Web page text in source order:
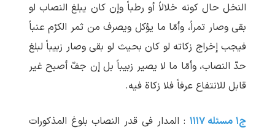
النخل حال کونه خلالاً أو رطباً وإن کان یبلغ النصاب لو
بقی وصار تمراً، وأمّا ما یؤکل ویصرف من ثمر الکرْم عنباً
فیجب إخراج زکاته لو کان بحیث لو بقی وصار زبیباً لبلغ
حدّ النصاب، وأمّا ما لا یصیر زبیباً بل إن جفّ أصبح غیر
قابل للانتفاع عرفاً فلا زکاة فیه.
ج۱ مسئله ۱۱۱۷
: المدار فی قدر النصاب بلوغ المذکورات